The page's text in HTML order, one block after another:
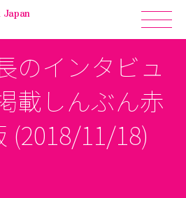
のインタビュ
載しんぶん赤
(2018/11/18)